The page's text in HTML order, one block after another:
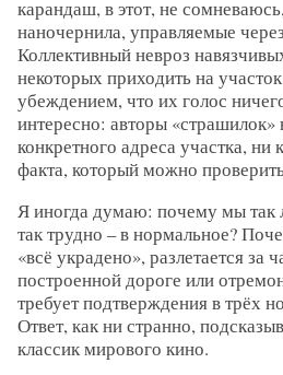
карандаш, в этот, не
наночернила, управляемые
Коллективный невроз
некоторых приходить на
убеждением, что их голос
интересно: авторы
конкретного адреса участка,
факта, который можно
Я иногда думаю: почему мы так
так трудно – в нормальное?
«всё украдено», разлетается за
построенной дороге или
требует подтверждения в трёх
Ответ, как ни странно,
классик мирового кино.